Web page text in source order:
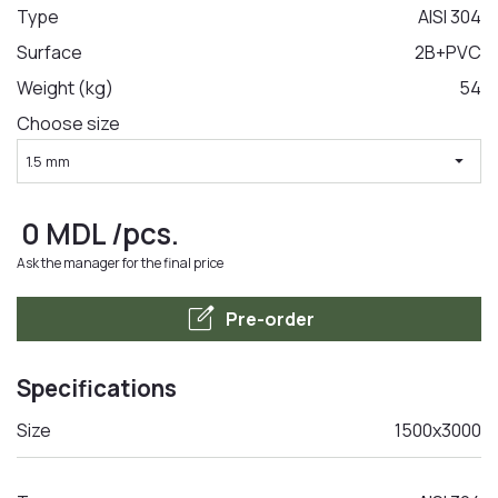
LA COMANDA
Type
AISI 304
Surface
2B+PVC
Weight (kg)
54
Choose size
1.5 mm arrow_drop_down
0 MDL/pcs.
Ask the manager for the final price
edit_square Pre-order
Specifications
Size 1500x3000